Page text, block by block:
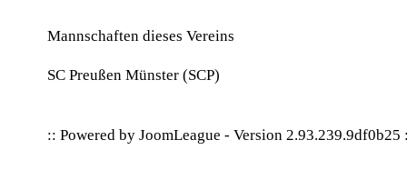
Mannschaften dieses Vereins
SC Preußen Münster (SCP)
:: Powered by JoomLeague - Version 2.93.239.9df0b25